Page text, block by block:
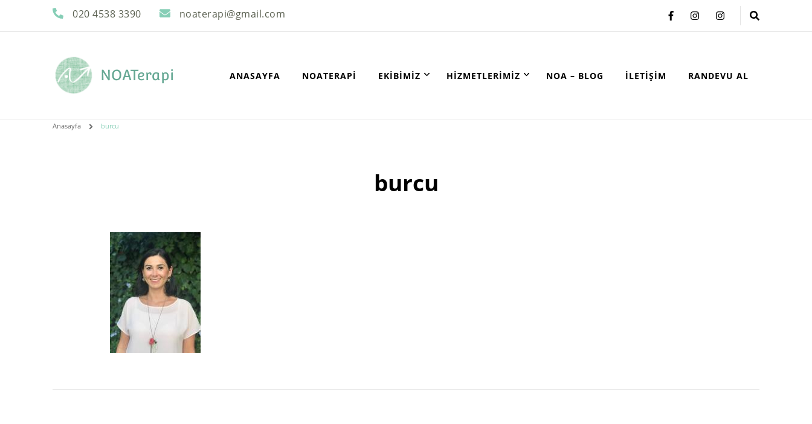
020 4538 3390 noaterapi@gmail.com
NOATerapi ANASAYFA NOATERAPI EKIBIMIZ HIZMETLERIMIZ NOA – BLOG İLETIŞIM RANDEVU AL
Anasayfa burcu
burcu